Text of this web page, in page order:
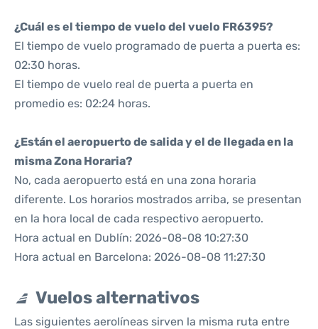
¿Cuál es el tiempo de vuelo del vuelo FR6395?
El tiempo de vuelo programado de puerta a puerta es:
02:30 horas.
El tiempo de vuelo real de puerta a puerta en
promedio es: 02:24 horas.
¿Están el aeropuerto de salida y el de llegada en la
misma Zona Horaria?
No, cada aeropuerto está en una zona horaria
diferente. Los horarios mostrados arriba, se presentan
en la hora local de cada respectivo aeropuerto.
Hora actual en Dublín: 2026-08-08 10:27:30
Hora actual en Barcelona: 2026-08-08 11:27:30
Vuelos alternativos
Las siguientes aerolíneas sirven la misma ruta entre